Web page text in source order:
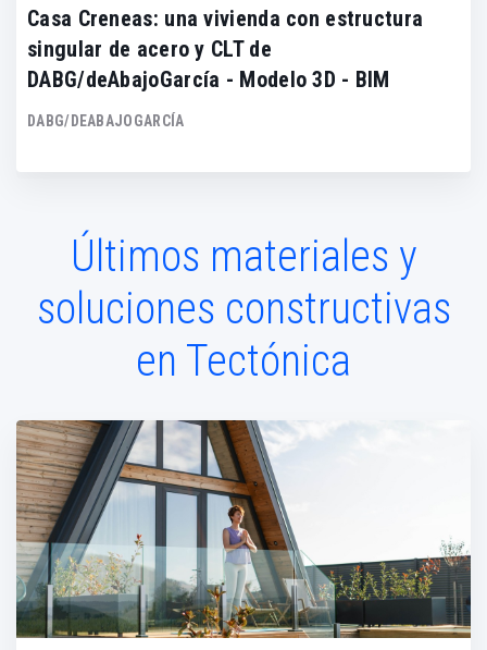
Casa Creneas: una vivienda con estructura
singular de acero y CLT de
DABG/deAbajoGarcía - Modelo 3D - BIM
DABG/DEABAJOGARCÍA
Últimos materiales y
soluciones constructivas
en Tectónica